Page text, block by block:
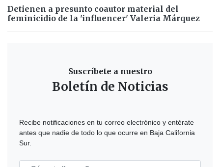
Detienen a presunto coautor material del
feminicidio de la 'influencer' Valeria Márquez
Suscríbete a nuestro
Boletín de Noticias
Recibe notificaciones en tu correo electrónico y entérate
antes que nadie de todo lo que ocurre en Baja California
Sur.